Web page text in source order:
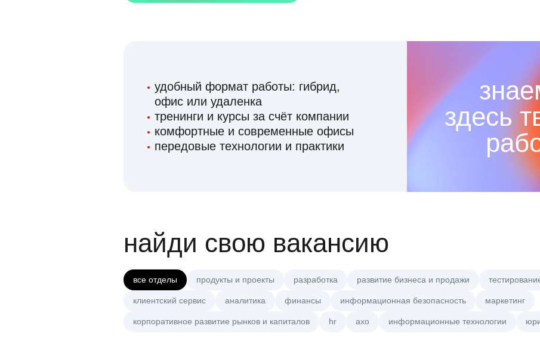
удобный формат работы: гибрид,
офис или удаленка
тренинги и курсы за счёт компании
комфортные и современные офисы
передовые технологии и практики
здесь
найди свою вакансию
все отделы продукты и проекты разработка развитие бизнеса и продажи
клиентский сервис аналитика финансы информационная безопасность маркетинг
корпоративное развитие рынков и капиталов hr axo информационные технологии